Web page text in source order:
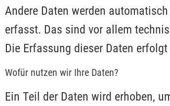
Andere Daten werden
erfasst. Das sind vor allem
Die Erfassung dieser Daten
Wofür nutzen wir Ihre Daten?
Ein Teil der Daten wird erhoben,